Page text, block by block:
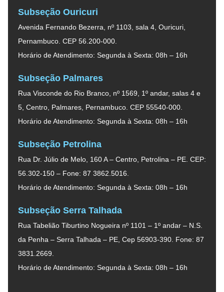
Subseção Ouricuri
Avenida Fernando Bezerra, nº 1103, sala 4, Ouricuri,
Pernambuco. CEP 56.200-000.
Horário de Atendimento: Segunda à Sexta: 08h – 16h
Subseção Palmares
Rua Visconde do Rio Branco, nº 1569, 1º andar, salas 4 e
5, Centro, Palmares, Pernambuco. CEP 55540-000.
Horário de Atendimento: Segunda à Sexta: 08h – 16h
Subseção Petrolina
Rua Dr. Júlio de Melo, 160 A – Centro, Petrolina – PE. CEP:
56.302-150 – Fone: 87 3862.5016.
Horário de Atendimento: Segunda à Sexta: 08h – 16h
Subseção Serra Talhada
Rua Tabelião Tiburtino Nogueira nº 1101 – 1º andar – N.S.
da Penha – Serra Talhada – PE, Cep 56903-390. Fone: 87
3831.2669.
Horário de Atendimento: Segunda à Sexta: 08h – 16h